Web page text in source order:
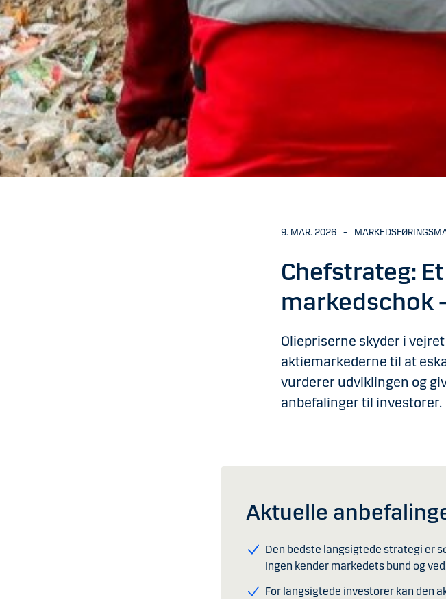
9. MAR. 2026 –
Chefstrateg:
markedschok
Oliepriserne skyder i
aktiemarkederne til at
vurderer udviklingen og
anbefalinger til investorer.
Aktuelle
Den bedste langsigtede strategi er
Ingen kender markedets bund og
For langsigtede investorer kan den